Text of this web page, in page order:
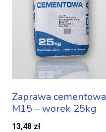
Zaprawa cementowa
M15 – worek 25kg
13,48 zł